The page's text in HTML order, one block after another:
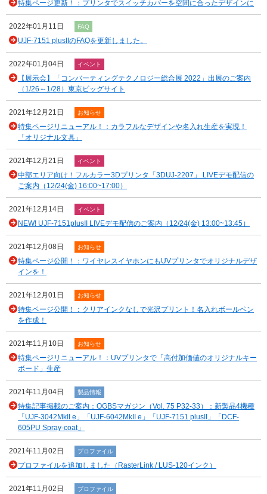
特集ページ更新！：プリンタでスイッチカバーを空間に合ったデザインに
2022年01月11日 FAQ
UJF-7151 plusIIのFAQを更新しました。
2022年01月04日 イベント
【展示会】「コンバーティングテクノロジー総合展 2022」出展のご案内
（1/26～1/28）東京ビッグサイト
2021年12月21日 お知らせ
特集ページリニューアル！：カラフルなデザインや名入れ生産を実現！
「オリジナル文具」
2021年12月21日 イベント
中部エリア向け！フルカラー3Dプリンタ「3DUJ-2207」 LIVEデモ配信の
ご案内（12/24(金) 16:00~17:00）
2021年12月14日 イベント
NEW! UJF-7151plusII LIVEデモ配信のご案内（12/24(金) 13:00~13:45）
2021年12月08日 お知らせ
特集ページ公開！：ワイヤレスイヤホンにもUVプリンタでオリジナルデザ
インを！
2021年12月01日 お知らせ
特集ページ公開！：クリアインクなしで光沢プリント！名入れボールペン
を作成！
2021年11月10日 お知らせ
特集ページリニューアル！：UVプリンタで「高付加価値のオリジナルキー
ボード」生産
2021年11月04日 製品情報
特集記事掲載のご案内：OGBSマガジン（Vol. 75 P32-33）：新製品4機種
「UJF-3042MkII e」「UJF-6042MkII e」「UJF-7151 plusII」「DCF-
605PU Spray-coat」
2021年11月02日 プロファイル
プロファイルを追加しました（RasterLink / LUS-120インク）
2021年11月02日 プロファイル